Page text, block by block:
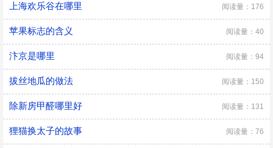
上海欢乐谷在哪里 阅读量：176
苹果标志的含义 阅读量：40
汴京是哪里 阅读量：94
拔丝地瓜的做法 阅读量：150
除新房甲醛哪里好 阅读量：131
狸猫换太子的故事 阅读量：76